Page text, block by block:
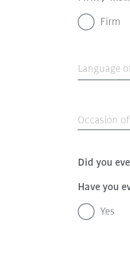
Firm
Language
Occasion
Did you
Have you
Yes